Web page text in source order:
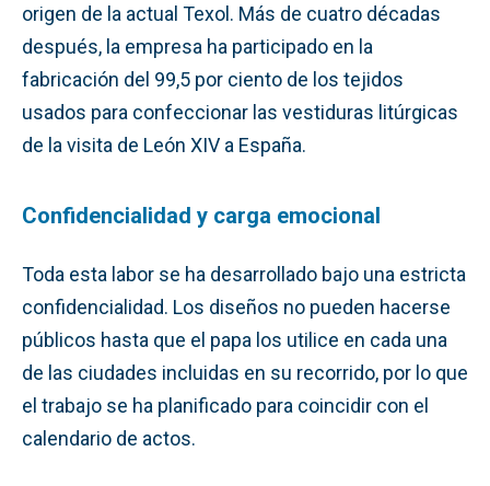
origen de la actual Texol. Más de cuatro décadas
después, la empresa ha participado en la
fabricación del 99,5 por ciento de los tejidos
usados para confeccionar las vestiduras litúrgicas
de la visita de León XIV a España.
Confidencialidad y carga emocional
Toda esta labor se ha desarrollado bajo una estricta
confidencialidad. Los diseños no pueden hacerse
públicos hasta que el papa los utilice en cada una
de las ciudades incluidas en su recorrido, por lo que
el trabajo se ha planificado para coincidir con el
calendario de actos.